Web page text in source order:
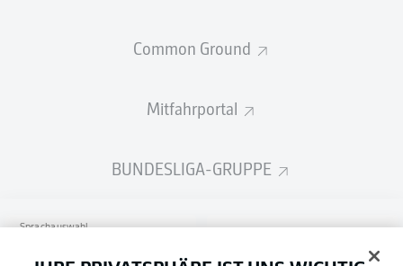
Common Ground
Mitfahrportal
BUNDESLIGA-GRUPPE
Sprachauswahl